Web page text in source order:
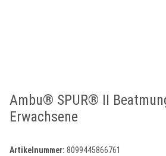
Ambu® SPUR® II
Erwachsene
Artikelnummer: 8099445866761